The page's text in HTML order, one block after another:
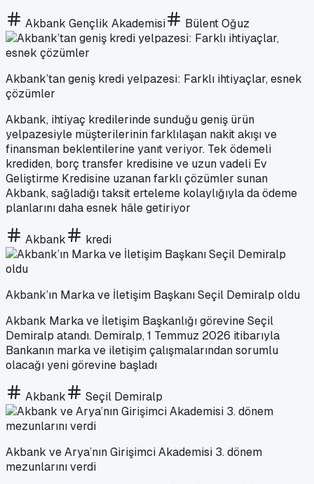
Akbank Gençlik Akademisi Bülent Oğuz
Akbank’tan geniş kredi yelpazesi: Farklı ihtiyaçlar, esnek
çözümler
Akbank, ihtiyaç kredilerinde sunduğu geniş ürün
yelpazesiyle müşterilerinin farklılaşan nakit akışı ve
finansman beklentilerine yanıt veriyor. Tek ödemeli
krediden, borç transfer kredisine ve uzun vadeli Ev
Geliştirme Kredisine uzanan farklı çözümler sunan
Akbank, sağladığı taksit erteleme kolaylığıyla da ödeme
planlarını daha esnek hâle getiriyor
Akbank kredi
Akbank’ın Marka ve İletişim Başkanı Seçil Demiralp oldu
Akbank Marka ve İletişim Başkanlığı görevine Seçil
Demiralp atandı. Demiralp, 1 Temmuz 2026 itibarıyla
Bankanın marka ve iletişim çalışmalarından sorumlu
olacağı yeni görevine başladı
Akbank Seçil Demiralp
Akbank ve Arya’nın Girişimci Akademisi 3. dönem
mezunlarını verdi